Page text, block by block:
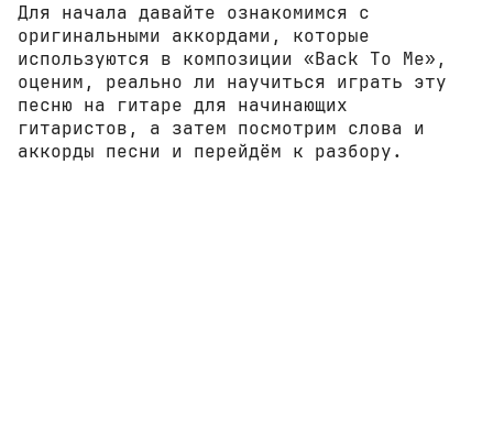
Для начала давайте ознакомимся с
оригинальными аккордами, которые
используются в композиции «Back To Me»,
оценим, реально ли научиться играть эту
песню на гитаре для начинающих
гитаристов, а затем посмотрим слова и
аккорды песни и перейдём к разбору.